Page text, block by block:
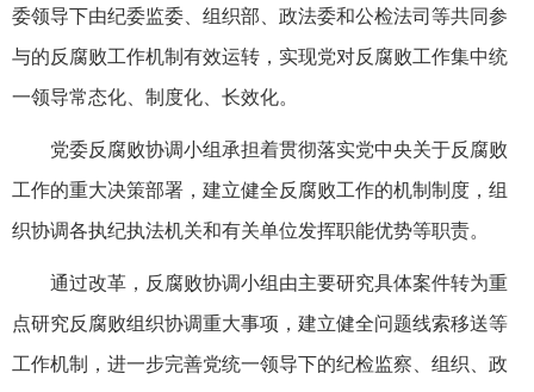
委领导下由纪委监委、组织部、政法委和公检法司等共同参
与的反腐败工作机制有效运转，实现党对反腐败工作集中统
一领导常态化、制度化、长效化。
党委反腐败协调小组承担着贯彻落实党中央关于反腐败
工作的重大决策部署，建立健全反腐败工作的机制制度，组
织协调各执纪执法机关和有关单位发挥职能优势等职责。
通过改革，反腐败协调小组由主要研究具体案件转为重
点研究反腐败组织协调重大事项，建立健全问题线索移送等
工作机制，进一步完善党统一领导下的纪检监察、组织、政